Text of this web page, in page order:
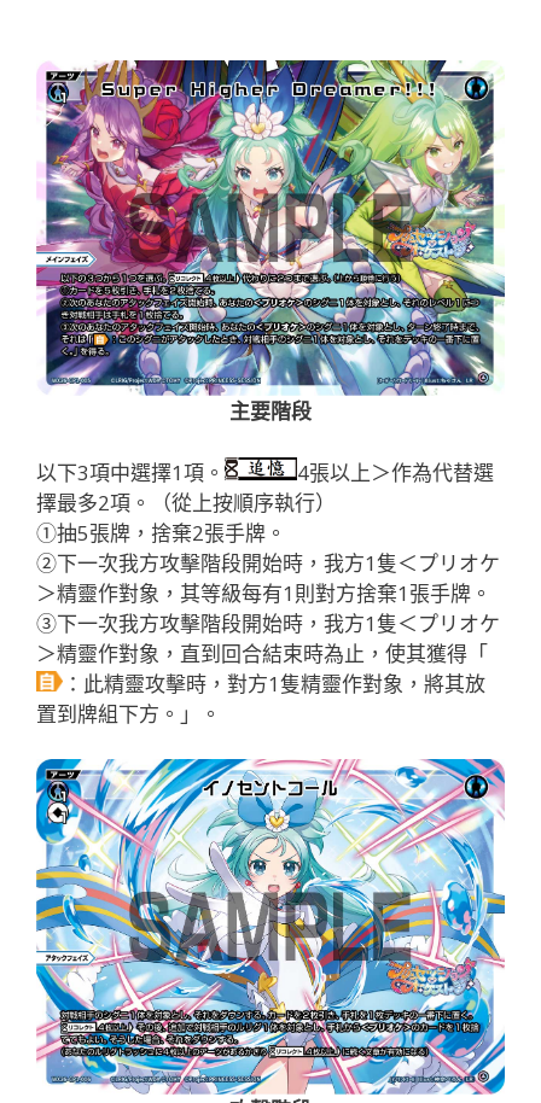
主要階段
以下3項中選擇1項。
4張以上＞作為代替選
擇最多2項。（從上按順序執行）
①抽5張牌，捨棄2張手牌。
②下一次我方攻擊階段開始時，我方1隻＜プリオケ
＞精靈作對象，其等級每有1則對方捨棄1張手牌。
③下一次我方攻擊階段開始時，我方1隻＜プリオケ
＞精靈作對象，直到回合結束時為止，使其獲得「
：此精靈攻擊時，對方1隻精靈作對象，將其放
置到牌組下方。」。